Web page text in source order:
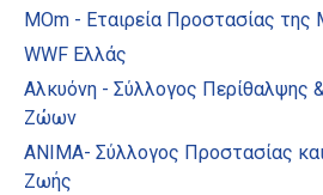
MOm - Εταιρεία Προστασίας
WWF Ελλάς
Αλκυόνη - Σύλλογος Περίθαλψης
Ζώων
ΑΝΙΜΑ- Σύλλογος Προστασίας
Ζωής